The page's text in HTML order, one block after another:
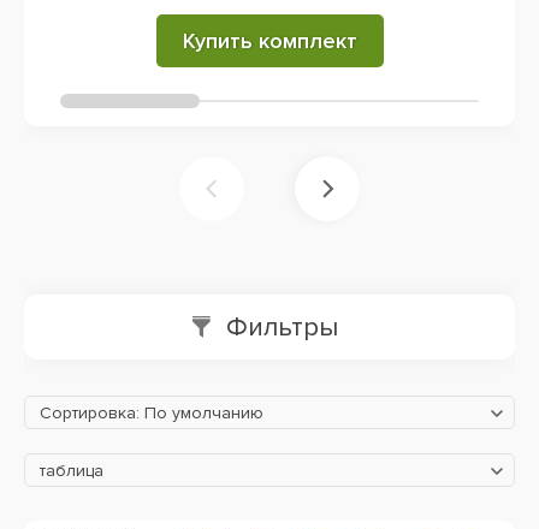
Купить комплект
Фильтры
Сортировка: По умолчанию
таблица